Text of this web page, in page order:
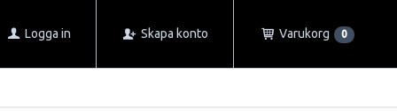
Logga in Skapa konto Varukorg 0